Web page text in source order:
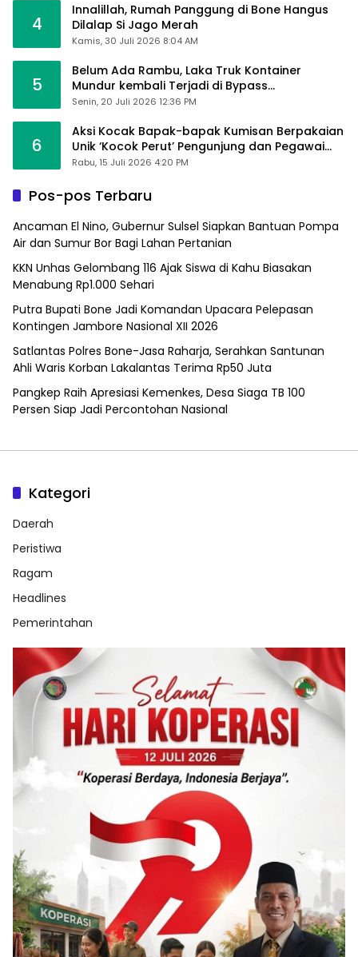
4
Innalillah, Rumah Panggung di Bone Hangus
Dilalap Si Jago Merah
Kamis, 30 Juli 2026 8:04 AM
5
Belum Ada Rambu, Laka Truk Kontainer
Mundur kembali Terjadi di Bypass
Sumpallabbu
Senin, 20 Juli 2026 12:36 PM
6
Aksi Kocak Bapak-bapak Kumisan Berpakaian
Unik ‘Kocok Perut’ Pengunjung dan Pegawai
Alfamart, Ngaku Aktifkan Layar Sentuh Atm
Rabu, 15 Juli 2026 4:20 PM
Pos-pos Terbaru
Ancaman El Nino, Gubernur Sulsel Siapkan Bantuan Pompa
Air dan Sumur Bor Bagi Lahan Pertanian
KKN Unhas Gelombang 116 Ajak Siswa di Kahu Biasakan
Menabung Rp1.000 Sehari
Putra Bupati Bone Jadi Komandan Upacara Pelepasan
Kontingen Jambore Nasional XII 2026
Satlantas Polres Bone-Jasa Raharja, Serahkan Santunan
Ahli Waris Korban Lakalantas Terima Rp50 Juta
Pangkep Raih Apresiasi Kemenkes, Desa Siaga TB 100
Persen Siap Jadi Percontohan Nasional
Kategori
Daerah
Peristiwa
Ragam
Headlines
Pemerintahan